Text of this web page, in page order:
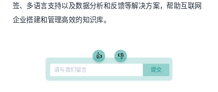
签、多语言支持以及数据分析和反馈等解决方案，帮助互联网
企业搭建和管理高效的知识库。
👍 👎